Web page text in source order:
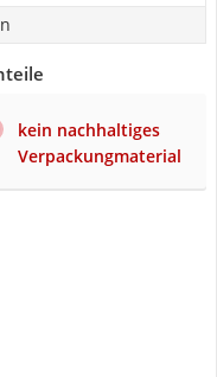
kein nachhaltiges
Verpackungmaterial